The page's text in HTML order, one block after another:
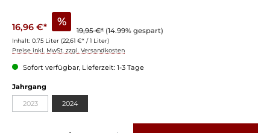
16,96 €* %
19,95 €* (14.99% gespart)
Inhalt: 0.75 Liter (22,61 €* / 1 Liter)
Preise inkl. MwSt. zzgl. Versandkosten
Sofort verfügbar, Lieferzeit: 1-3 Tage
Jahrgang
2023(Diese Option ist zurzeit nicht verfügbar.)
2024